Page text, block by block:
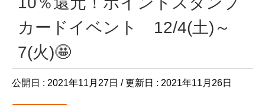
カードイベント 12/4(土)～
7(火)🤩
公開日 : 2021年11月27日 / 更新日 : 2021年11月26日